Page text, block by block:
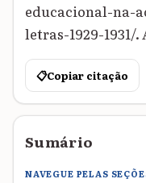
educacional-na-
letras-1929-1931/.
📋Copiar citação
Sumário
NAVEGUE PELAS